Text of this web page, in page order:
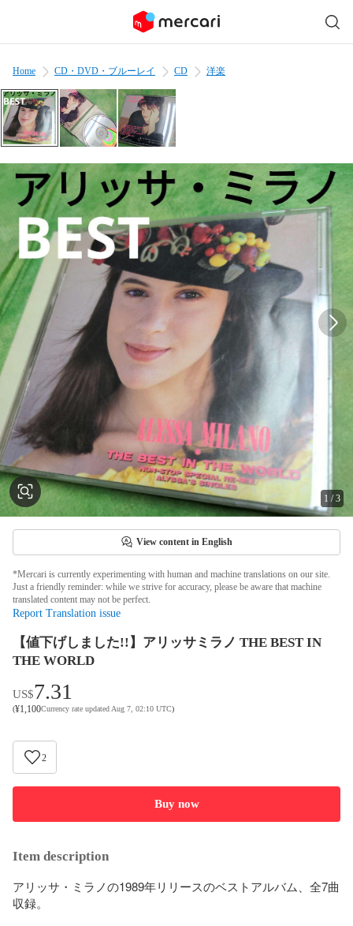
Home CD・DVD・ブルーレイ CD 洋楽
1 /3
View content in English
*Mercari is currently experimenting with human and machine translations on our site.
Just a friendly reminder: while we strive for accuracy, please be aware that machine
translated content may not be perfect.
Report Translation issue
【値下げしました!!】アリッサミラノ THE BEST IN
THE WORLD
US$7.31
(¥1,100Currency rate updated Aug 7, 02:10 UTC)
2
Buy now
Item description
アリッサ・ミラノの1989年リリースのベストアルバム、全7曲
収録。